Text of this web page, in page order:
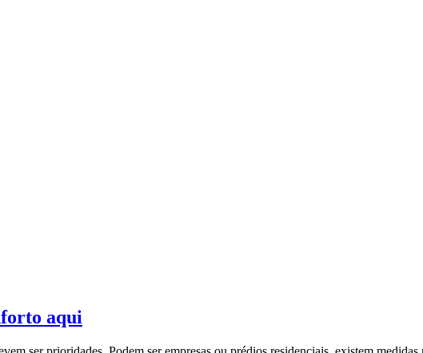
aqui